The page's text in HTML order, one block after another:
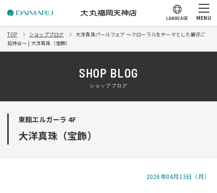
LANGUAGE MENU
TOP ショップブログ
大洋真珠パールフェア 〜フローラルをテーマとした展示ご
招待会〜 | 大洋真珠（宝飾）
SHOP BLOG
ショップブログ
東館エルガーラ 4F
大洋真珠（宝飾）
2026年04月13日（月）